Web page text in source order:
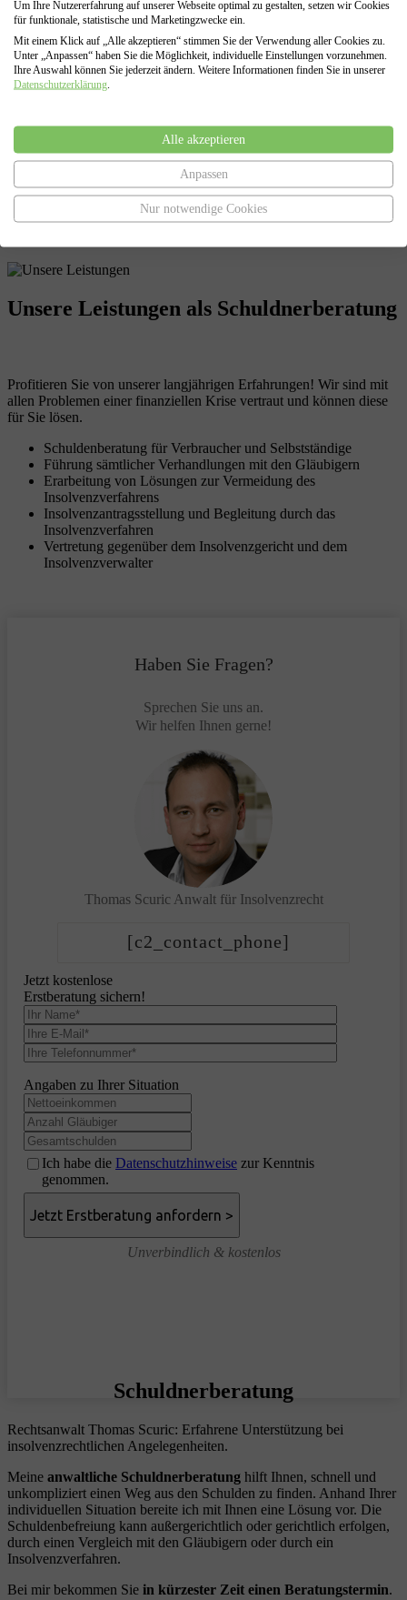
können.
Regel- oder Verbraucherinsolvenz
erstellen wir auf Grundlage aller zusammengetragenen Daten Ihren
Antrag auf Eröffnung der Insolvenz ( Privatinsolvenz oder
Regelinsolvenz) , sowie den Antrag auf Restschuldbefreiung.
Darüber hinaus vertreten wir Sie in allen Verfahrensabschnitten
eines Insolvenzverfahrens, von der Antragstellung bis zur Erteilung
der Restschuldbefreiung.
Unsere Leistungen als Schuldnerberatung
Profitieren Sie von unserer langjährigen Erfahrungen! Wir sind mit
allen Problemen einer finanziellen Krise vertraut und können diese
für Sie lösen.
Schuldenberatung für Verbraucher und Selbstständige
Führung sämtlicher Verhandlungen mit den Gläubigern
Erarbeitung von Lösungen zur Vermeidung des
Insolvenzverfahrens
Insolvenzantragsstellung und Begleitung durch das
Insolvenzverfahren
Vertretung gegenüber dem Insolvenzgericht und dem
Insolvenzverwalter
Haben Sie Fragen?
Sprechen Sie uns an.
Wir helfen Ihnen gerne!
Thomas Scuric Anwalt für Insolvenzrecht
[c2_contact_phone]
Jetzt kostenlose
Erstberatung sichern!
Angaben zu Ihrer Situation
Ich habe die Datenschutzhinweise zur Kenntnis
genommen.
Unverbindlich & kostenlos
Schuldnerberatung
Rechtsanwalt Thomas Scuric: Erfahrene Unterstützung bei
insolvenzrechtlichen Angelegenheiten.
Meine anwaltliche Schuldnerberatung hilft Ihnen, schnell und
unkompliziert einen Weg aus den Schulden zu finden. Anhand Ihrer
individuellen Situation bereite ich mit Ihnen eine Lösung vor. Die
Schuldenbefreiung kann außergerichtlich oder gerichtlich erfolgen,
durch einen Vergleich mit den Gläubigern oder durch ein
Insolvenzverfahren.
Bei mir bekommen Sie in kürzester Zeit einen Beratungstermin.
Um Ihre Nutzererfahrung auf unserer Webseite optimal zu gestalten, setzen wir Cookies
für funktionale, statistische und Marketingzwecke ein.
Mit einem Klick auf „Alle akzeptieren“ stimmen Sie der Verwendung aller Cookies zu.
Unter „Anpassen“ haben Sie die Möglichkeit, individuelle Einstellungen vorzunehmen.
Ihre Auswahl können Sie jederzeit ändern. Weitere Informationen finden Sie in unserer
Datenschutzerklärung
Alle akzeptieren
Anpassen
Nur notwendige Cookies